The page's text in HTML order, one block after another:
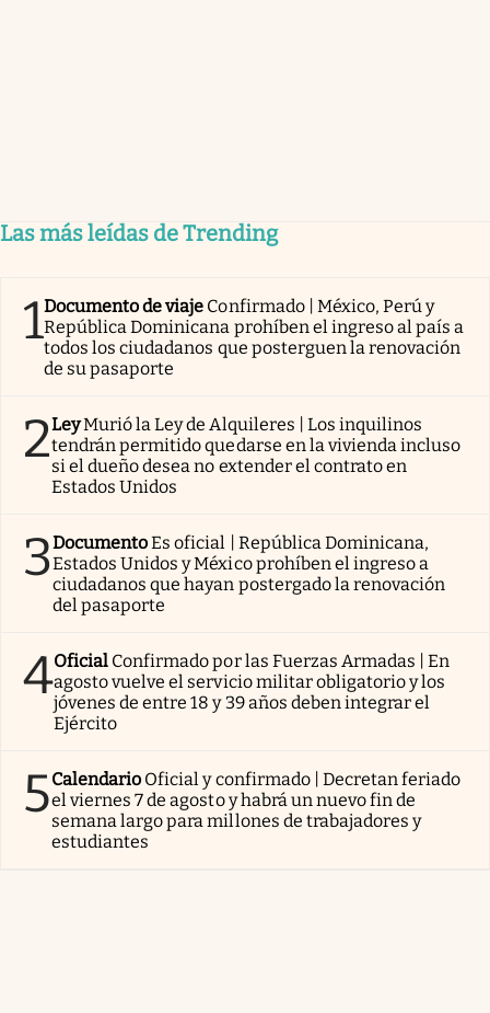
Las más leídas de Trending
1Documento de viaje Confirmado | México, Perú y
República Dominicana prohíben el ingreso al país a
todos los ciudadanos que posterguen la renovación
de su pasaporte
2LeyMurió la Ley de Alquileres | Los inquilinos
tendrán permitido quedarse en la vivienda incluso
si el dueño desea no extender el contrato en
Estados Unidos
3DocumentoEs oficial | República Dominicana,
Estados Unidos y México prohíben el ingreso a
ciudadanos que hayan postergado la renovación
del pasaporte
4Oficial Confirmado por las Fuerzas Armadas | En
agosto vuelve el servicio militar obligatorio y los
jóvenes de entre 18 y 39 años deben integrar el
Ejército
5Calendario Oficial y confirmado | Decretan feriado
el viernes 7 de agosto y habrá un nuevo fin de
semana largo para millones de trabajadores y
estudiantes